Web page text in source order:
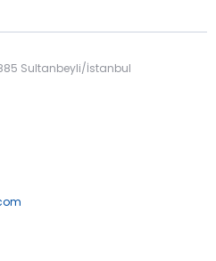
Sultanbeyli/İstanbul